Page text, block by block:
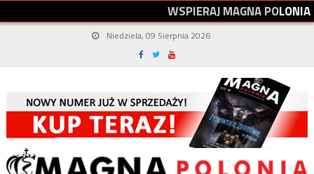
WSPIERAJMAGNAPOLONIA
Niedziela, 09 Sierpnia 2026